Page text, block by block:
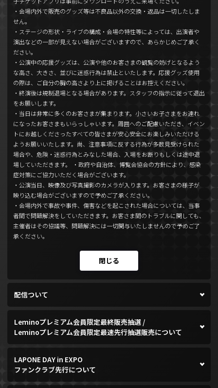
・会場内外で販売のグッズ等は不良品以外の交換・返品は一切したしま
せん。
・ステージの形状・ライブの構成・会場の特性等によっては、出演者や
演出などの一部が見えない場合がございますので、あらかじめご了承く
ださい。
・公演中の応援グッズは、公演や他のお客さまの観覧の妨げとなるよう
な高さ、大きさ、並びに迷惑行為は禁止といたします。応援グッズ使用
の際は、ご自分の胸の高さより上に掲げることはお控えください。
・終演後は規制退場となる場合があります。スタッフの指示に従って退出
をお願いします。
・当日は非常に多くのお客さまが集まります。小さいお子さまをお連れ
になったお客さまもいらっしゃいます。周囲へのご配慮いただき、イベン
トにお越しくださったすべての皆さまが安心安全にお楽しみいただける
ようお願いいたします。尚、注意事項に反する行為が多数見受けられた
場合や、危険・迷惑行為とみなした場合、入場をお断りもしくは途中退
場していただきます。 ・政府や自治体、博覧会協会の方針により、感染
症対策にご協力いただく場合がございます。
・公演当日、映像及び写真撮影のカメラが入ります。お客さまの様子が
映り込む場合がございますので予めご了承ください。
・会場内外で事故や事件、傷害などを起こされた場合については、当事
者間で問題解決をしていただきます。お客さま間のトラブルに関しても、
主催者はその協議等、問題解決には一切関与いたしませんので予めご了
承ください。
閉じる
配信ついて
Leminoプレミアム会員限定最終販売抽選 /
Leminoプレミアム会員限定最速先行抽選販売について
LAPONE DAY in EXPO
ファンクラブ先行について